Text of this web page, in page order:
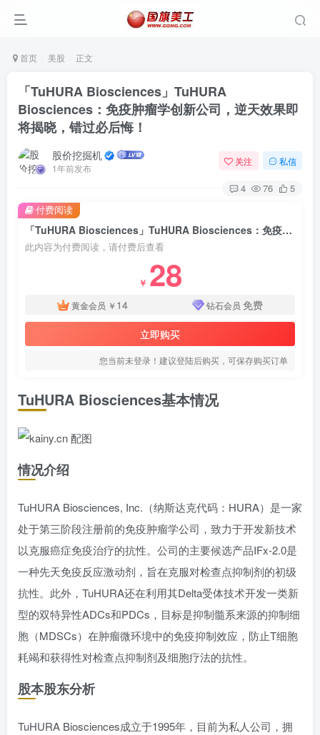
首页 美股 正文
「TuHURA Biosciences」TuHURA
Biosciences：免疫肿瘤学创新公司，逆天效果即
将揭晓，错过必后悔！
股价挖掘机
1年前发布
关注 私信
4 76 5
「TuHURA Biosciences」TuHURA Biosciences：免疫肿瘤学创新公司，逆天效果即将揭晓，错过必后悔！
此内容为付费阅读，请付费后查看
￥ 28
黄金会员 ￥ 14 钻石会员 免费
立即购买
您当前未登录！建议登陆后购买，可保存购买订单
付费阅读
TuHURA Biosciences基本情况
情况介绍
TuHURA Biosciences, Inc.（纳斯达克代码：HURA）是一家
处于第三阶段注册前的免疫肿瘤学公司，致力于开发新技术
以克服癌症免疫治疗的抗性。公司的主要候选产品IFx-2.0是
一种先天免疫反应激动剂，旨在克服对检查点抑制剂的初级
抗性。此外，TuHURA还在利用其Delta受体技术开发一类新
型的双特异性ADCs和PDCs，目标是抑制髓系来源的抑制细
胞（MDSCs）在肿瘤微环境中的免疫抑制效应，防止T细胞
耗竭和获得性对检查点抑制剂及细胞疗法的抗性。
股本股东分析
TuHURA Biosciences成立于1995年，目前为私人公司，拥